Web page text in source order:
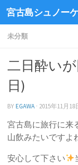
宮古島シュノー
未分類
二日酔い
日)
BYEGAWA · 2015年11月18
宮古島に旅行に来
山飲みたいですよ
安心して下さい